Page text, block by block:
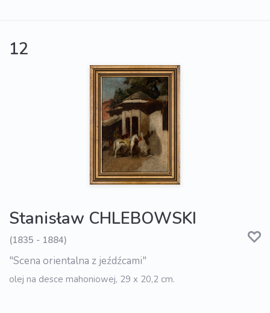
12
Stanisław CHLEBOWSKI
(1835 - 1884)
"Scena orientalna z jeźdźcami"
olej na desce mahoniowej, 29 x 20,2 cm.